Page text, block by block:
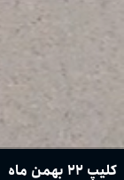
کلیپ ٢٢ بهمن ماه